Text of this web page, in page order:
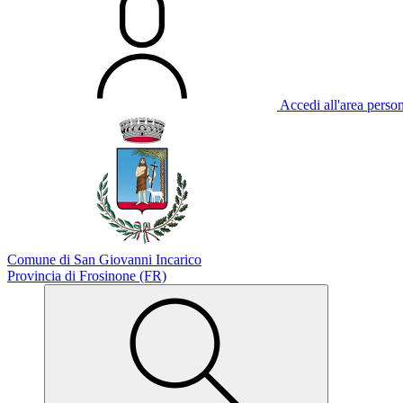
Accedi all'area
Comune di San Giovanni Incarico
Provincia di Frosinone (FR)